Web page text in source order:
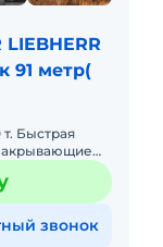
91 метр(
т. Быстрая
LTM 1500
звонок